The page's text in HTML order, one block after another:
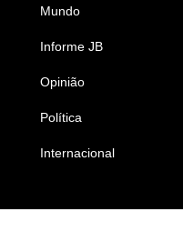
Mundo
Informe JB
Opinião
Política
Internacional